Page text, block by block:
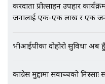
करदाता प्रोत्साहन उपहार
जनालाई एक-एक लाख र एक
भीआईपीका दोहोरो सुविधा अब
कांग्रेस मुद्दामा सर्वोच्चको